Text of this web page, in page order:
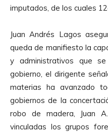
imputados, de los cuales
Juan Andrés Lagos
queda de manifiesto la
y administrativos que
gobierno, el dirigente
materias ha avanzado
gobiernos de la
robo de madera, Juan
vinculadas los grupos